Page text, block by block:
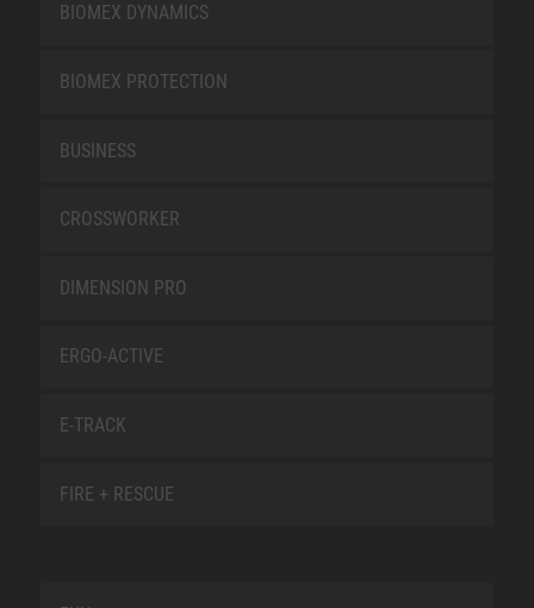
BIOMEX DYNAMICS
BIOMEX PROTECTION
BUSINESS
CROSSWORKER
DIMENSION PRO
ERGO-ACTIVE
E-TRACK
FIRE + RESCUE